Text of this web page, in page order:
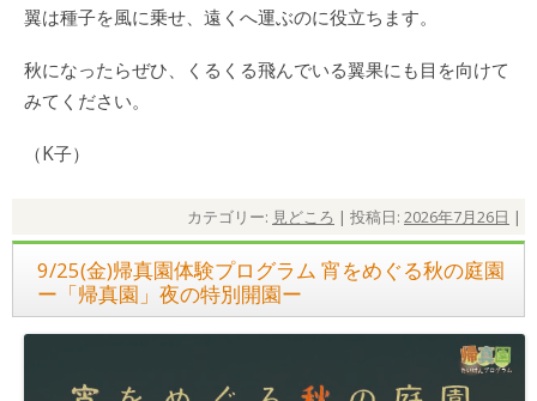
翼は種子を風に乗せ、遠くへ運ぶのに役立ちます。
秋になったらぜひ、くるくる飛んでいる翼果にも目を向けて
みてください。
（K子）
カテゴリー: 見どころ | 投稿日: 2026年7月26日 |
9/25(金)帰真園体験プログラム 宵をめぐる秋の庭園
ー「帰真園」夜の特別開園ー